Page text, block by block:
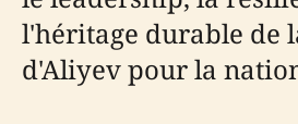
l'héritage durable de
d'Aliyev pour la